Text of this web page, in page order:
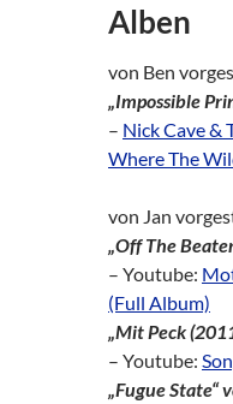
Alben
von Ben
„Impossible
– Nick Cave &
Where The
von Jan
„Off The
– Youtube:
(Full Album)
„Mit Peck
– Youtube:
„Fugue State“